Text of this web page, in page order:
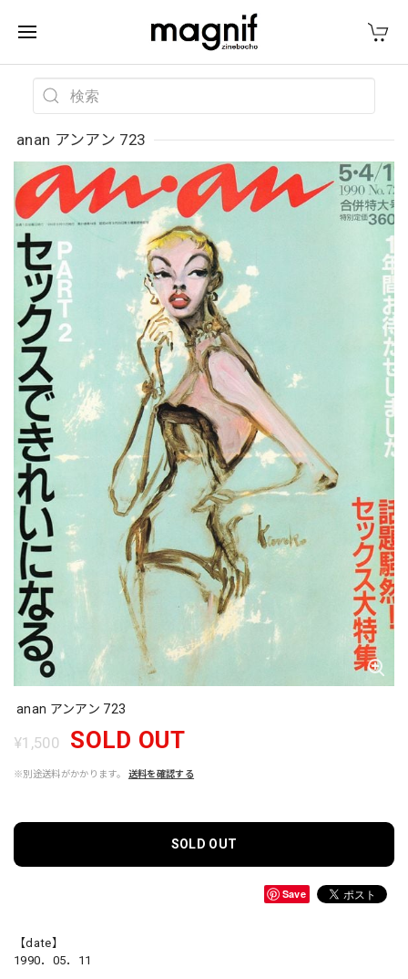
anan アンアン 723
anan アンアン 723
¥1,500 SOLD OUT
※別途送料がかかります。 送料を確認する
SOLD OUT
Save
【date】
1990．05．11